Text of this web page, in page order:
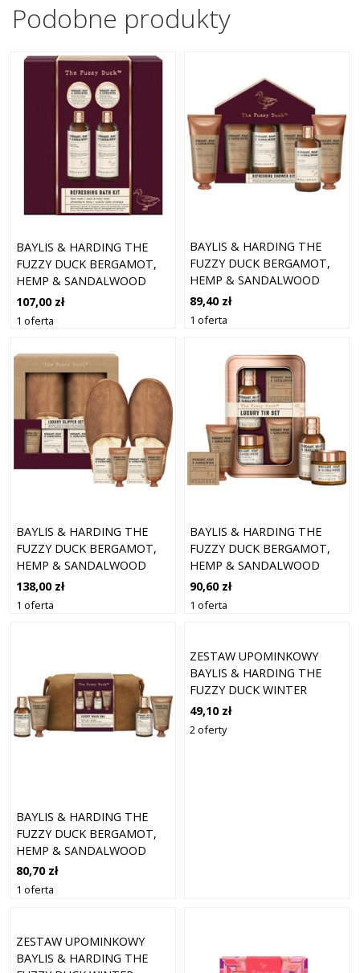
Podobne produkty
BAYLIS & HARDING THE
FUZZY DUCK BERGAMOT,
HEMP & SANDALWOOD
ZESTAW UPOMINKOWY DLA
MĘŻCZYZN
107,00 zł
1 oferta
BAYLIS & HARDING THE
FUZZY DUCK BERGAMOT,
HEMP & SANDALWOOD
ZESTAW UPOMINKOWY DLA
MĘŻCZYZN
89,40 zł
1 oferta
BAYLIS & HARDING THE
FUZZY DUCK BERGAMOT,
HEMP & SANDALWOOD
ZESTAW UPOMINKOWY DLA
MĘŻCZYZN
138,00 zł
1 oferta
BAYLIS & HARDING THE
FUZZY DUCK BERGAMOT,
HEMP & SANDALWOOD
ZESTAW UPOMINKOWY
BLASZANE PUDEŁKO
90,60 zł
1 oferta
BAYLIS & HARDING THE
FUZZY DUCK BERGAMOT,
HEMP & SANDALWOOD
ZESTAW UPOMINKOWY NA
DROGĘ
80,70 zł
1 oferta
ZESTAW UPOMINKOWY
BAYLIS & HARDING THE
FUZZY DUCK WINTER
WONDERLAND (DO
WANNY)
49,10 zł
2 oferty
ZESTAW UPOMINKOWY
BAYLIS & HARDING THE